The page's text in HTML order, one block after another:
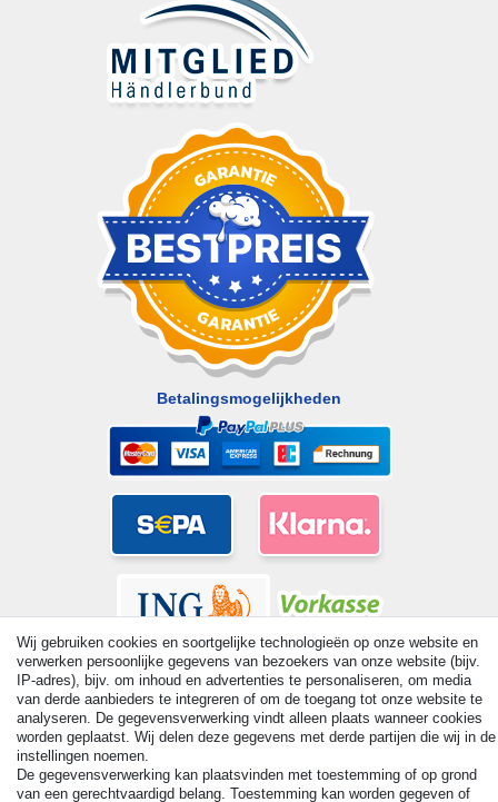
Betalingsmogelijkheden
© Copyright 2026 | Alle rechten voorbehouden. - All rights
reserved. Prices incl. VAT. 19% VAT Basic prices see article detail
| * Applies to deliveries to the UK!
Wij gebruiken cookies en soortgelijke technologieën op onze website en
verwerken persoonlijke gegevens van bezoekers van onze website (bijv.
IP-adres), bijv. om inhoud en advertenties te personaliseren, om media
van derde aanbieders te integreren of om de toegang tot onze website te
analyseren. De gegevensverwerking vindt alleen plaats wanneer cookies
worden geplaatst. Wij delen deze gegevens met derde partijen die wij in de
instellingen noemen.
De gegevensverwerking kan plaatsvinden met toestemming of op grond
van een gerechtvaardigd belang. Toestemming kan worden gegeven of